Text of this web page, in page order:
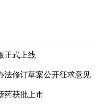
正式上线
法修订草案公开征求意见
药获批上市